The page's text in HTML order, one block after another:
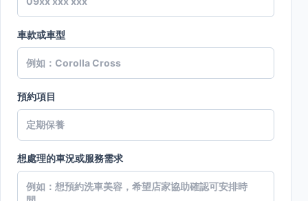
車款或車型
預約項目
想處理的車況或服務需求